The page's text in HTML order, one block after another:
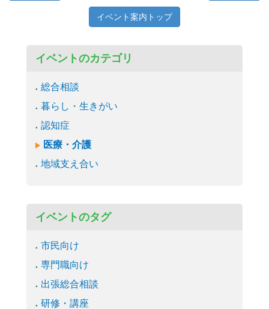
イベント案内トップ
イベントのカテゴリ
総合相談
暮らし・生きがい
認知症
医療・介護
地域支え合い
イベントのタグ
市民向け
専門職向け
出張総合相談
研修・講座